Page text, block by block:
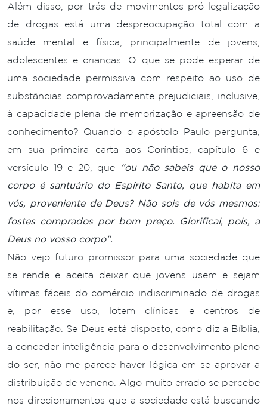
Além disso, por trás de movimentos pró-legalização
de drogas está uma despreocupação total com a
saúde mental e física, principalmente de jovens,
adolescentes e crianças. O que se pode esperar de
uma sociedade permissiva com respeito ao uso de
substâncias comprovadamente prejudiciais, inclusive,
à capacidade plena de memorização e apreensão de
conhecimento? Quando o apóstolo Paulo pergunta,
em sua primeira carta aos Coríntios, capítulo 6 e
versículo 19 e 20, que
“ou não sabeis que o nosso
corpo é santuário do Espírito Santo, que habita em
vós, proveniente de Deus? Não sois de vós mesmos:
fostes comprados por bom preço. Glorificai, pois, a
Deus no vosso corpo”.
Não vejo futuro promissor para uma sociedade que
se rende e aceita deixar que jovens usem e sejam
vítimas fáceis do comércio indiscriminado de drogas
e, por esse uso, lotem clínicas e centros de
reabilitação. Se Deus está disposto, como diz a Bíblia,
a conceder inteligência para o desenvolvimento pleno
do ser, não me parece haver lógica em se aprovar a
distribuição de veneno. Algo muito errado se percebe
nos direcionamentos que a sociedade está buscando